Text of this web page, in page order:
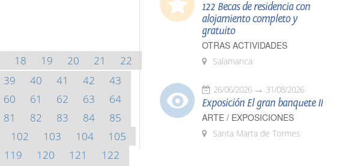
18 19 20 21
22
39 40 41 42
43
60 61 62 63
64
81 82 83 84
85
102 103 104
105
119 120 121
122
122 Becas de residencia con
alojamiento completo y
gratuito
OTRAS ACTIVIDADES
Salamanca
26/06/2026 31/08/2026
Exposición El gran banquete II
ARTE / EXPOSICIONES
Santa Marta de Tormes